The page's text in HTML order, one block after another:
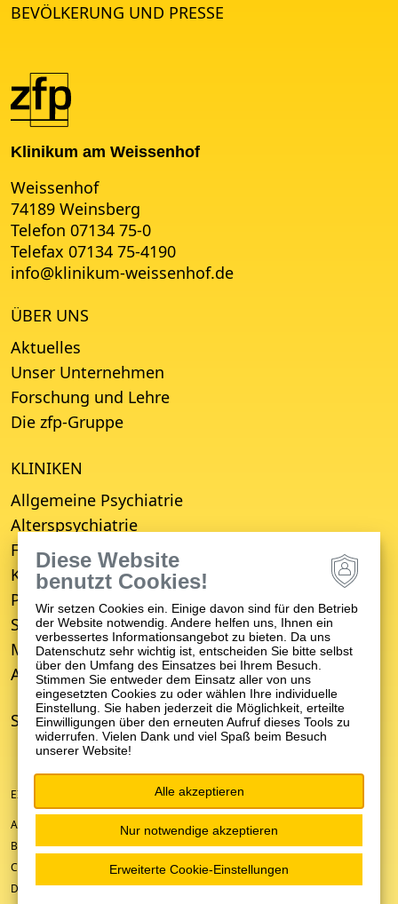
BEVÖLKERUNG UND PRESSE
Klinikum am Weissenhof
ÜBER UNS
Aktuelles
Unser Unternehmen
Forschung und Lehre
Die zfp-Gruppe
KLINIKEN
Allgemeine Psychiatrie
Alterspsychiatrie
Forensische Psychiatrie
Kinder- und Jugendpsychiatrie
Psychosomatische Medizin
Suchttherapie
Medizinisches Versorgungszentrum (MVZ)
Ambulanter Psychiatrischer Pflegedienst (APP)
STANDORTE
Weissenhof
74189 Weinsberg
Telefon 07134 75-0
Telefax 07134 75-4190
info@klinikum-weissenhof.de
EIN UNTERNEHMEN DER ZFP-GRUPPE BADEN-WÜRTTEMBERG
ANFAHRT/KONTAKT
BARRIEREFREIHEIT
COOKIE-EINSTELLUNGEN
DATENSCHUTZ
Diese Website
benutzt Cookies!
Wir setzen Cookies ein. Einige davon sind für den Betrieb
der Website notwendig. Andere helfen uns, Ihnen ein
verbessertes Informationsangebot zu bieten. Da uns
Datenschutz sehr wichtig ist, entscheiden Sie bitte selbst
über den Umfang des Einsatzes bei Ihrem Besuch.
Stimmen Sie entweder dem Einsatz aller von uns
eingesetzten Cookies zu oder wählen Ihre individuelle
Einstellung. Sie haben jederzeit die Möglichkeit, erteilte
Einwilligungen über den erneuten Aufruf dieses Tools zu
widerrufen. Vielen Dank und viel Spaß beim Besuch
unserer Website!
Alle akzeptieren
Nur notwendige akzeptieren
Erweiterte Cookie-Einstellungen